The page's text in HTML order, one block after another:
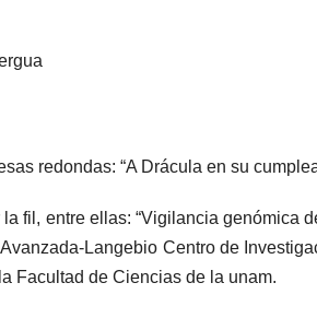
redondas: “A Drácula en su
fil, entre ellas: “Vigilancia genómica
Langebio Centro de
Facultad de Ciencias de la unam.